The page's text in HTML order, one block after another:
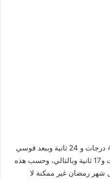
وعندها يكون القمر فوق الأفق بـ 4 درجات و 24 ثانية وببعد قوسي
بالنسبة للشمس حوالي 05 درجات و17 ثانية وبالتالي، وحسب هذه
شهر رمضان غير ممكنة لا